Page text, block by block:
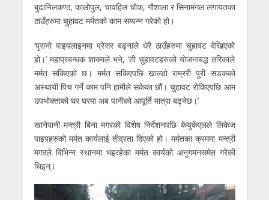
बुढानिलकण्ठ, कालोपुल, चावहिल चोक, गौशाला र सिनामंगल लगायतका
ठाउँहरुमा चुहावट मर्मतको काम सम्पन्न गरेको हो।
‘पुरानो पाइपलाइनमा प्रेसर बढ्नाले धेरै ठाउँहरुमा चुहावट देखिएको
हो।’ महाप्रबन्धक शाक्यले भने, ‘ती चुहावटहरुको योजनाबद्ध तरिकाले
मर्मत सकिएको छ। मर्मत सकिएपछि खाल्डो राम्ररी पुरी सडकको
अस्थायी पिच गर्ने काम पनि हामीले सकेका छौं। चुहावट रोकिएपछि आम
उपभोक्ताको घर घरमा अब पानीको आपूर्ति मात्रा बढ्नेछ।’
खानेपानी मन्त्री बिना मगरको विशेष निर्देशनपछि केयुकेएलले लिकेज
पाइपहरुको मर्मत कार्यलाई तीव्रता दिएको हो। मर्मतका क्रममा मन्त्री
मगरले विभिन्न स्थानमा भइरहेका मर्मत कार्यको अनुगमनसमेत गरेकी
थिइन्।